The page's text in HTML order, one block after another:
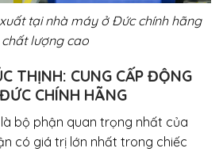
tại nhà máy ở Đức chính hãng
chất lượng cao
THỊNH: CUNG CẤP ĐỘNG
CHÍNH HÃNG
bộ phận quan trọng nhất của
có giá trị lớn nhất trong chiếc